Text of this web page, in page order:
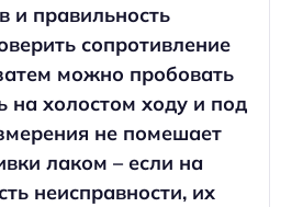
и правильность
сопротивление
можно пробовать
на холостом ходу и под
не помешает
лаком – если на
неисправности, их